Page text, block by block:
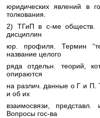
юридических явлений в
толкования.
2) ТГиП в с-ме обществ.
дисциплин
юр. профиля. Термин
название целого
ряда отдельн. теорий,
опираются
на различ. данные о Г и П.
и об их
взаимосвязи,
Вопросы гос-ва